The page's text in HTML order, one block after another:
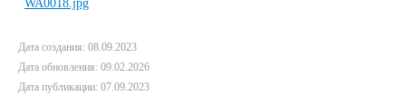
Дата создания: 08.09.2023
Дата обновления: 09.02.2026
Дата публикации: 07.09.2023